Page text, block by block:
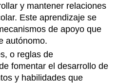
y mantener relaciones
Este aprendizaje se
de apoyo que
autónomo.
o reglas de
fomentar el desarrollo de
y habilidades que